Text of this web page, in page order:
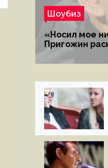
Шоубиз
«Носил мое
Пригожин
с мужем